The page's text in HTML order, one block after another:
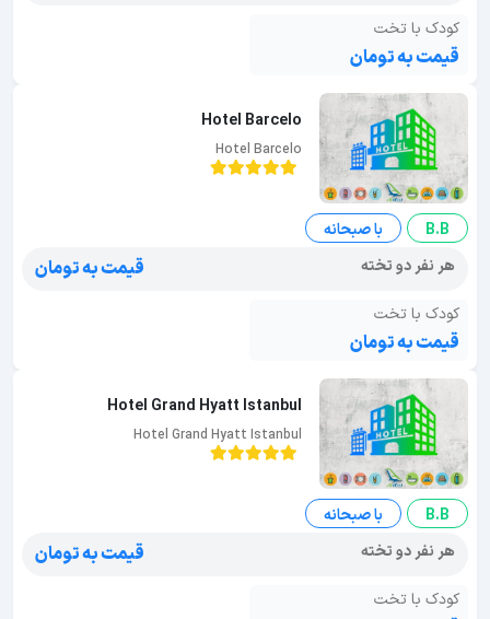
کودک با تخت
قیمت به تومان
Hotel Barcelo
Hotel Barcelo
B.B
با صبحانه
هر نفر دو تخته
قیمت به تومان
کودک با تخت
قیمت به تومان
Hotel Grand Hyatt Istanbul
Hotel Grand Hyatt Istanbul
B.B
با صبحانه
هر نفر دو تخته
قیمت به تومان
کودک با تخت